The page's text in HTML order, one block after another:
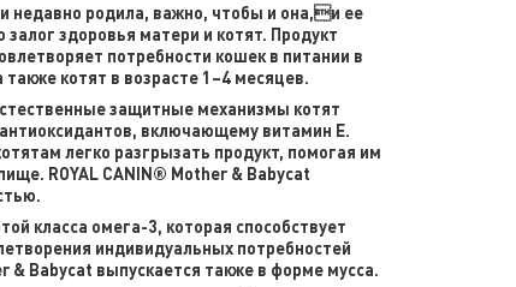
недавно родила, важно, чтобы и она,и ее
здоровья матери и котят. Продукт
потребности кошек в питании в
котят в возрасте 1–4 месяцев.
защитные механизмы котят
включающему витамин Е.
легко разгрызать продукт, помогая им
ROYAL CANIN® Mother & Babycat
класса омега-3, которая способствует
индивидуальных потребностей
& Babycat выпускается также в форме мусса.